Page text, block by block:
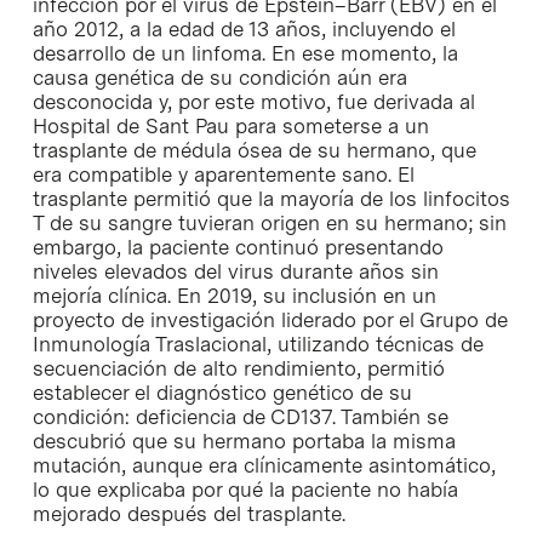
infección por el virus de Epstein–Barr (EBV) en el
año 2012, a la edad de 13 años, incluyendo el
desarrollo de un linfoma. En ese momento, la
causa genética de su condición aún era
desconocida y, por este motivo, fue derivada al
Hospital de Sant Pau para someterse a un
trasplante de médula ósea de su hermano, que
era compatible y aparentemente sano. El
trasplante permitió que la mayoría de los linfocitos
T de su sangre tuvieran origen en su hermano; sin
embargo, la paciente continuó presentando
niveles elevados del virus durante años sin
mejoría clínica. En 2019, su inclusión en un
proyecto de investigación liderado por el Grupo de
Inmunología Traslacional, utilizando técnicas de
secuenciación de alto rendimiento, permitió
establecer el diagnóstico genético de su
condición: deficiencia de CD137. También se
descubrió que su hermano portaba la misma
mutación, aunque era clínicamente asintomático,
lo que explicaba por qué la paciente no había
mejorado después del trasplante.